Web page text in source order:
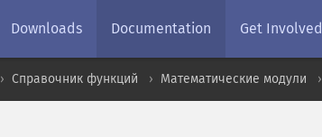
Downloads Documentation Get Involved
Справочник функций Математические модули